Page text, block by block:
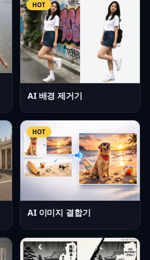
HOT
AI 배경 제거기
HOT
AI 이미지 결합기